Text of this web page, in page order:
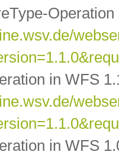
in WFS
in WFS